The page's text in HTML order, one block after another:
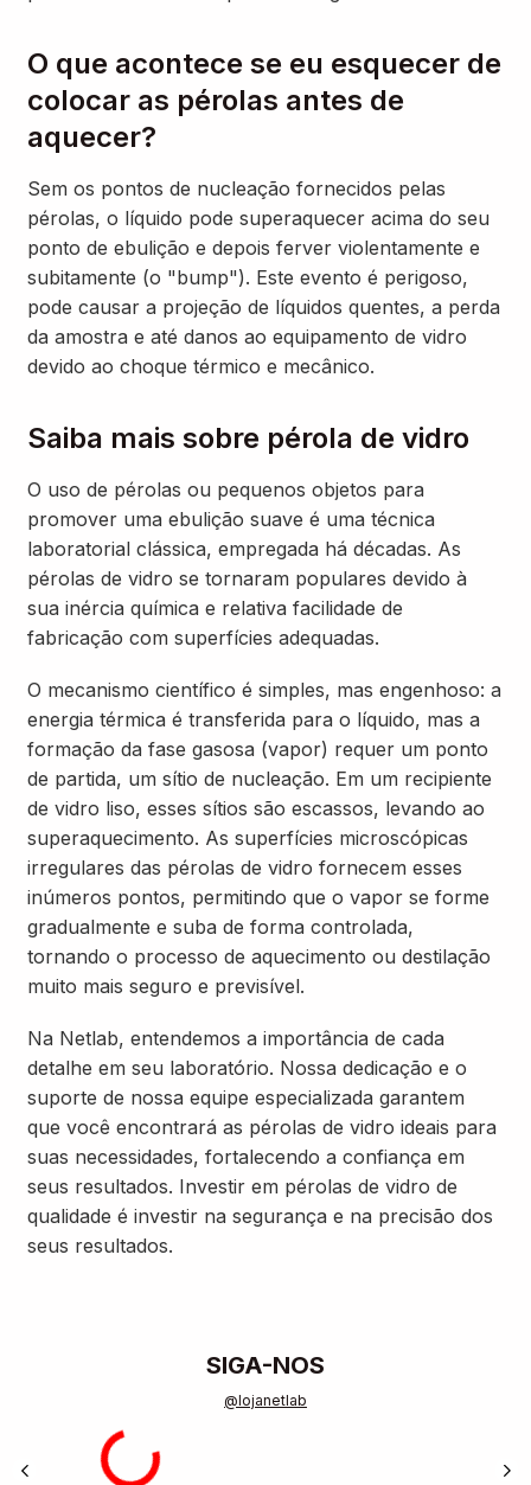
O que acontece se eu esquecer de
colocar as pérolas antes de
aquecer?
Sem os pontos de nucleação fornecidos pelas
pérolas, o líquido pode superaquecer acima do seu
ponto de ebulição e depois ferver violentamente e
subitamente (o "bump"). Este evento é perigoso,
pode causar a projeção de líquidos quentes, a perda
da amostra e até danos ao equipamento de vidro
devido ao choque térmico e mecânico.
Saiba mais sobre pérola de vidro
O uso de pérolas ou pequenos objetos para
promover uma ebulição suave é uma técnica
laboratorial clássica, empregada há décadas. As
pérolas de vidro se tornaram populares devido à
sua inércia química e relativa facilidade de
fabricação com superfícies adequadas.
O mecanismo científico é simples, mas engenhoso: a
energia térmica é transferida para o líquido, mas a
formação da fase gasosa (vapor) requer um ponto
de partida, um sítio de nucleação. Em um recipiente
de vidro liso, esses sítios são escassos, levando ao
superaquecimento. As superfícies microscópicas
irregulares das pérolas de vidro fornecem esses
inúmeros pontos, permitindo que o vapor se forme
gradualmente e suba de forma controlada,
tornando o processo de aquecimento ou destilação
muito mais seguro e previsível.
Na Netlab, entendemos a importância de cada
detalhe em seu laboratório. Nossa dedicação e o
suporte de nossa equipe especializada garantem
que você encontrará as pérolas de vidro ideais para
suas necessidades, fortalecendo a confiança em
seus resultados. Investir em pérolas de vidro de
qualidade é investir na segurança e na precisão dos
seus resultados.
SIGA-NOS
@lojanetlab